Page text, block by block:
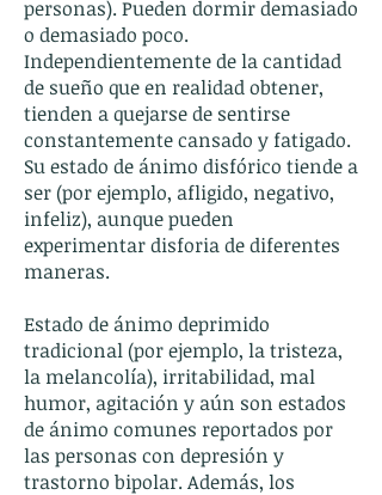
personas). Pueden dormir demasiado
o demasiado poco.
Independientemente de la cantidad
de sueño que en realidad obtener,
tienden a quejarse de sentirse
constantemente cansado y fatigado.
Su estado de ánimo disfórico tiende a
ser (por ejemplo, afligido, negativo,
infeliz), aunque pueden
experimentar disforia de diferentes
maneras.
Estado de ánimo deprimido
tradicional (por ejemplo, la tristeza,
la melancolía), irritabilidad, mal
humor, agitación y aún son estados
de ánimo comunes reportados por
las personas con depresión y
trastorno bipolar. Además, los